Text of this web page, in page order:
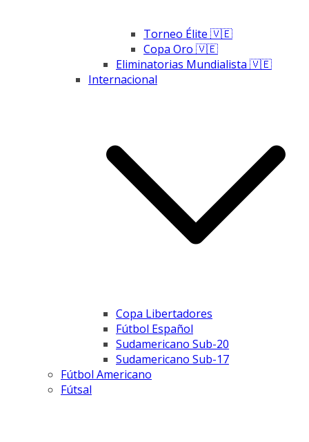
Torneo Élite 🇻🇪
Copa Oro 🇻🇪
Eliminatorias Mundialista 🇻🇪
Internacional
Copa Libertadores
Fútbol Español
Sudamericano Sub-20
Sudamericano Sub-17
Fútbol Americano
Fútsal